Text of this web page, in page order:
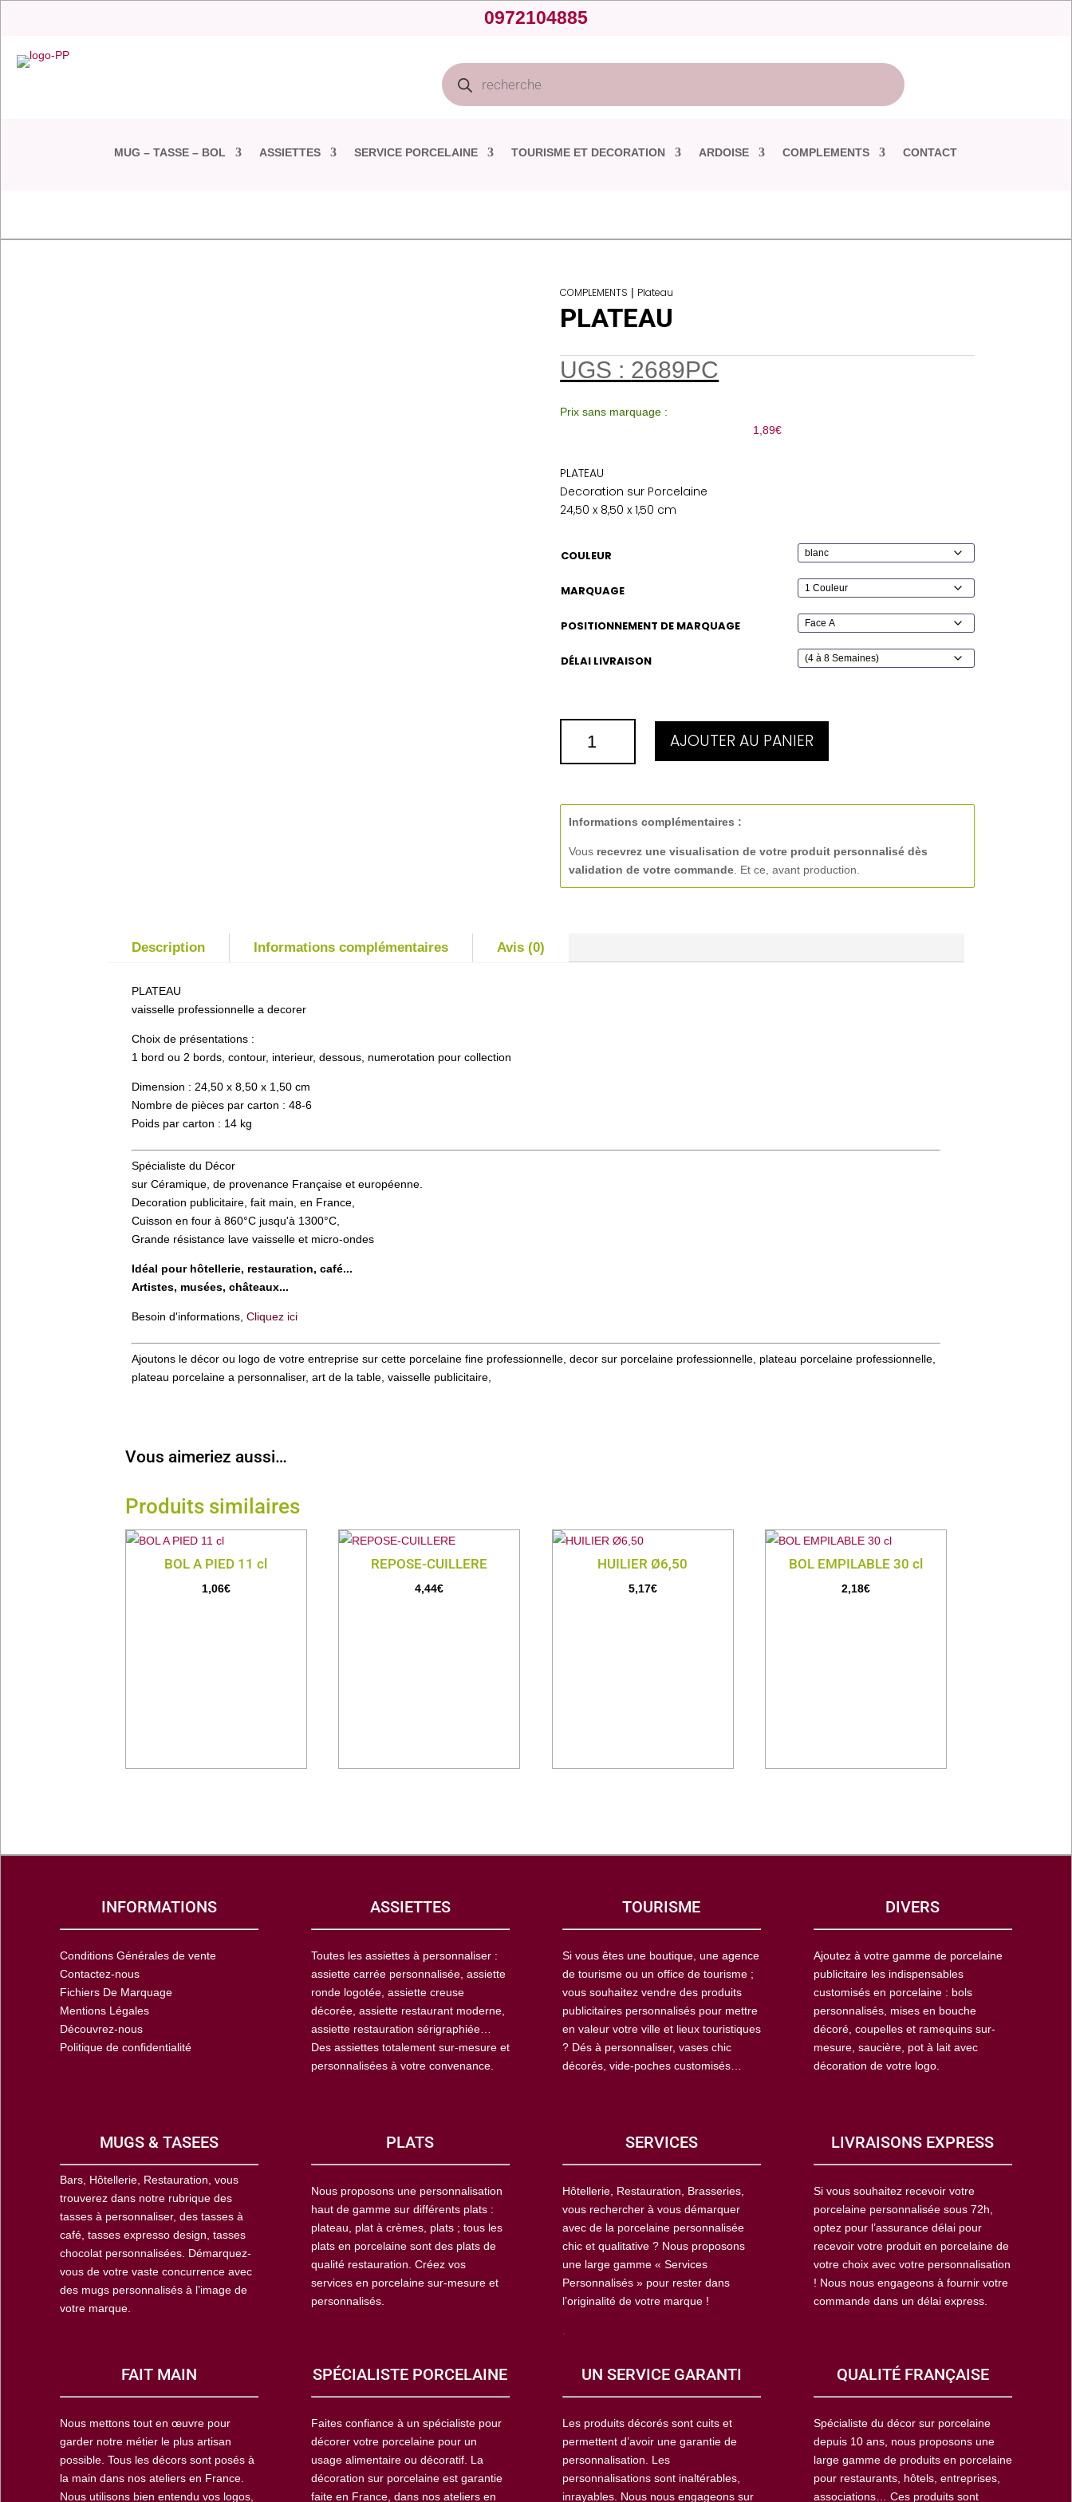
0972104885
Recherche
de
produits
MUG – TASSE – BOL ASSIETTES SERVICE PORCELAINE TOURISME ET DECORATION ARDOISE COMPLEMENTS CONTACT
COMPLEMENTS | Plateau
PLATEAU
UGS : 2689PC
Prix sans marquage :
1,89€
PLATEAU
Decoration sur Porcelaine
24,50 x 8,50 x 1,50 cm
COULEUR
MARQUAGE
POSITIONNEMENT DE MARQUAGE
DÉLAI LIVRAISON
PLATEAU
AJOUTER AU PANIER
Informations complémentaires :
Vous recevrez une visualisation de votre produit personnalisé dès
validation de votre commande . Et ce, avant production.
Description Informations complémentaires Avis (0)
PLATEAU
vaisselle professionnelle a decorer
Choix de présentations :
1 bord ou 2 bords, contour, interieur, dessous, numerotation pour collection
Dimension : 24,50 x 8,50 x 1,50 cm
Nombre de pièces par carton : 48-6
Poids par carton : 14 kg
Spécialiste du Décor
sur Céramique, de provenance Française et européenne.
Decoration publicitaire, fait main, en France,
Cuisson en four à 860°C jusqu'à 1300°C,
Grande résistance lave vaisselle et micro-ondes
Idéal pour hôtellerie, restauration, café...
Artistes, musées, châteaux...
Besoin d'informations,Cliquez ici
Ajoutons le décor ou logo de votre entreprise sur cette porcelaine fine professionnelle, decor sur porcelaine professionnelle, plateau porcelaine professionnelle,
plateau porcelaine a personnaliser, art de la table, vaisselle publicitaire,
Vous aimeriez aussi…
Produits similaires
BOL A PIED 11 cl
1,06€
REPOSE-CUILLERE
4,44€
HUILIER Ø6,50
5,17€
BOL EMPILABLE 30 cl
2,18€
INFORMATIONS
Conditions Générales de vente
Contactez-nous
Fichiers De Marquage
Mentions Légales
Découvrez-nous
Politique de confidentialité
ASSIETTES
Toutes les assiettes à personnaliser :
assiette carrée personnalisée, assiette
ronde logotée, assiette creuse
décorée, assiette restaurant moderne,
assiette restauration sérigraphiée…
Des assiettes totalement sur-mesure et
personnalisées à votre convenance.
TOURISME
Si vous êtes une boutique, une agence
de tourisme ou un office de tourisme ;
vous souhaitez vendre des produits
publicitaires personnalisés pour mettre
en valeur votre ville et lieux touristiques
? Dés à personnaliser, vases chic
décorés, vide-poches customisés…
DIVERS
Ajoutez à votre gamme de porcelaine
publicitaire les indispensables
customisés en porcelaine : bols
personnalisés, mises en bouche
décoré, coupelles et ramequins sur-
mesure, saucière, pot à lait avec
décoration de votre logo.
MUGS & TASEES
Bars, Hôtellerie, Restauration, vous
trouverez dans notre rubrique des
tasses à personnaliser, des tasses à
café, tasses expresso design, tasses
chocolat personnalisées. Démarquez-
vous de votre vaste concurrence avec
des mugs personnalisés à l’image de
votre marque.
PLATS
Nous proposons une personnalisation
haut de gamme sur différents plats :
plateau, plat à crèmes, plats ; tous les
plats en porcelaine sont des plats de
qualité restauration. Créez vos
services en porcelaine sur-mesure et
personnalisés.
SERVICES
Hôtellerie, Restauration, Brasseries,
vous rechercher à vous démarquer
avec de la porcelaine personnalisée
chic et qualitative ? Nous proposons
une large gamme « Services
Personnalisés » pour rester dans
l’originalité de votre marque !
LIVRAISONS EXPRESS
Si vous souhaitez recevoir votre
porcelaine personnalisée sous 72h,
optez pour l’assurance délai pour
recevoir votre produit en porcelaine de
votre choix avec votre personnalisation
! Nous nous engageons à fournir votre
commande dans un délai express.
FAIT MAIN
Nous mettons tout en œuvre pour
garder notre métier le plus artisan
possible. Tous les décors sont posés à
la main dans nos ateliers en France.
Nous utilisons bien entendu vos logos,
SPÉCIALISTE PORCELAINE
Faites confiance à un spécialiste pour
décorer votre porcelaine pour un
usage alimentaire ou décoratif. La
décoration sur porcelaine est garantie
faite en France, dans nos ateliers en
UN SERVICE GARANTI
Les produits décorés sont cuits et
permettent d’avoir une garantie de
personnalisation. Les
personnalisations sont inaltérables,
inrayables. Nous nous engageons sur
QUALITÉ FRANÇAISE
Spécialiste du décor sur porcelaine
depuis 10 ans, nous proposons une
large gamme de produits en porcelaine
pour restaurants, hôtels, entreprises,
associations… Ces produits sont